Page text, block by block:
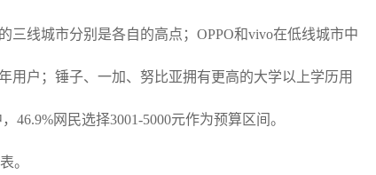
线城市分别是各自的高点；OPPO和vivo在低线城市中
用户；锤子、一加、努比亚拥有更高的大学以上学历用
46.9%网民选择3001-5000元作为预算区间。
。